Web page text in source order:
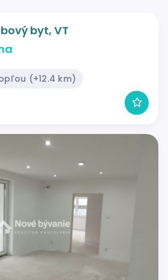
byt, VT
(+12.4 km)